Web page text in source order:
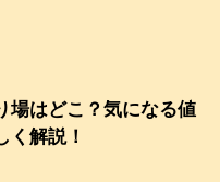
場はどこ？気になる値
く解説！